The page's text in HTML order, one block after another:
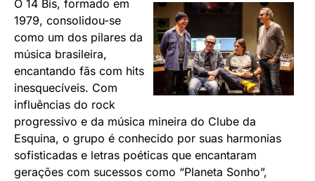
O 14 Bis, formado em
1979, consolidou-se
como um dos pilares da
música brasileira,
encantando fãs com hits
inesquecíveis. Com
influências do rock
progressivo e da música mineira do Clube da
Esquina, o grupo é conhecido por suas harmonias
sofisticadas e letras poéticas que encantaram
gerações com sucessos como “Planeta Sonho”,